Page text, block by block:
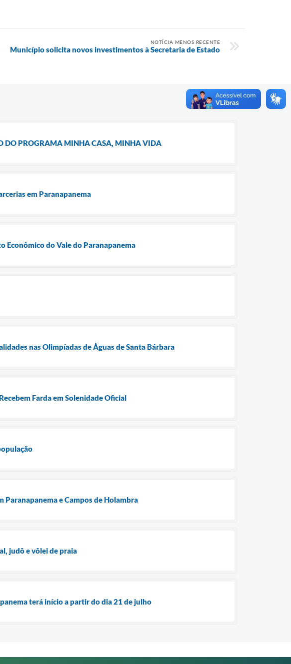
NOTÍCIA MENOS RECENTE
Município solicita novos investimentos à Secretaria de Estado
DO PROGRAMA MINHA CASA, MINHA VIDA
em Paranapanema
Econômico do Vale do Paranapanema
nas Olimpíadas de Águas de Santa Bárbara
Farda em Solenidade Oficial
Paranapanema e Campos de Holambra
judô e vôlei de praia
terá início a partir do dia 21 de julho